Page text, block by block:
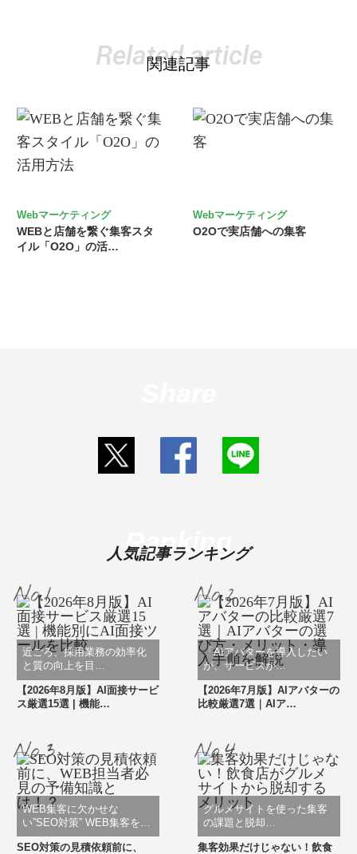
関連記事
Related article
Webマーケティング
WEBと店舗を繋ぐ集客スタ
イル「O2O」の活…
Webマーケティング
O2Oで実店舗への集客
人気記事ランキング
Ranking
近ごろ、採用業務の効率化
と質の向上を目…
【2026年8月版】AI面接サービ
ス厳選15選 | 機能…
「AIアバターを導入したい
が、サービスが…
【2026年7月版】AIアバターの
比較厳選7選｜AIア…
WEB集客に欠かせな
い”SEO対策” WEB集客を…
SEO対策の見積依頼前に、
グルメサイトを使った集客
の課題と脱却…
集客効果だけじゃない！飲食